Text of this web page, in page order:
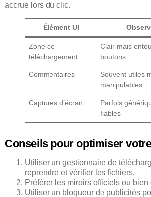
accrue lors du clic.
Élément UI
Zone de
téléchargement
Clair mais
boutons
Commentaires
Souvent utiles
manipulables
Captures d’écran
Parfois
fiables
Conseils pour optimiser
Utiliser un gestionnaire de
reprendre et vérifier les fichiers.
Préférer les miroirs officiels ou bien
Utiliser un bloqueur de publicités